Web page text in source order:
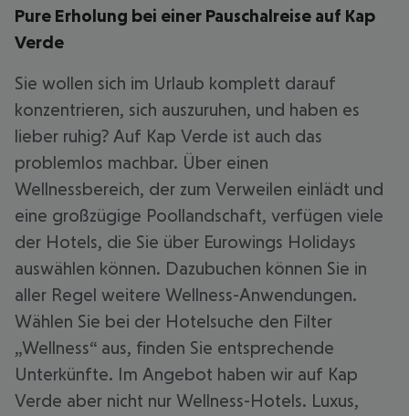
Pure Erholung bei einer Pauschalreise auf Kap
Verde
Sie wollen sich im Urlaub komplett darauf
konzentrieren, sich auszuruhen, und haben es
lieber ruhig? Auf Kap Verde ist auch das
problemlos machbar. Über einen
Wellnessbereich, der zum Verweilen einlädt und
eine großzügige Poollandschaft, verfügen viele
der Hotels, die Sie über Eurowings Holidays
auswählen können. Dazubuchen können Sie in
aller Regel weitere Wellness-Anwendungen.
Wählen Sie bei der Hotelsuche den Filter
„Wellness“ aus, finden Sie entsprechende
Unterkünfte. Im Angebot haben wir auf Kap
Verde aber nicht nur Wellness-Hotels. Luxus,